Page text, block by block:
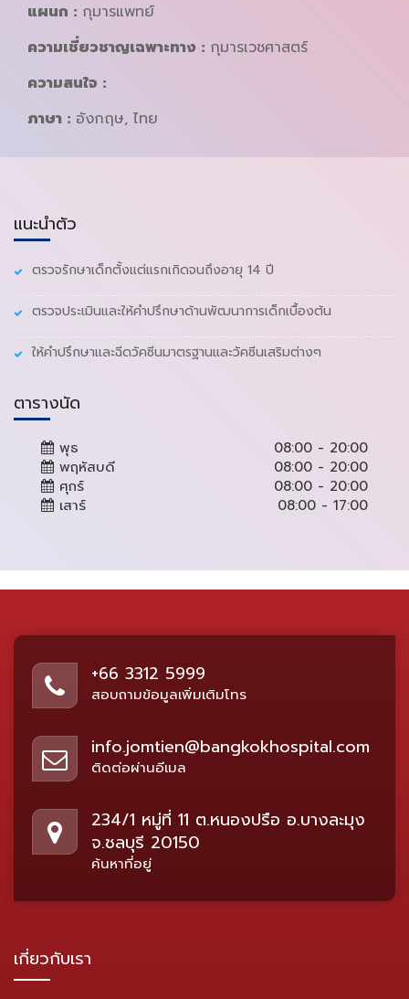
แผนก : กุมารแพทย์
ความเชี่ยวชาญเฉพาะทาง : กุมารเวชศาสตร์
ความสนใจ :
ภาษา : อังกฤษ, ไทย
แนะนำตัว
ตรวจรักษาเด็กตั้งแต่แรกเกิดจนถึงอายุ 14 ปี
ตรวจประเมินและให้คำปรึกษาด้านพัฒนาการเด็กเบื้องต้น
ให้คำปรึกษาและฉีดวัคซีนมาตรฐานและวัคซีนเสริมต่างๆ
ตารางนัด
พุธ
08:00 - 20:00
พฤหัสบดี
08:00 - 20:00
ศุกร์
08:00 - 20:00
เสาร์
08:00 - 17:00
+66 3312 5999
สอบถามข้อมูลเพิ่มเติมโทร
info.jomtien@bangkokhospital.com
ติดต่อผ่านอีเมล
234/1 หมู่ที่ 11 ต.หนองปรือ อ.บางละมุง
จ.ชลบุรี 20150
ค้นหาที่อยู่
เกี่ยวกับเรา